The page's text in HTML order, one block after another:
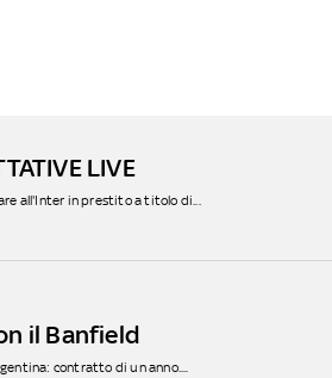
LIVE
all'Inter in prestito a titolo di...
il Banfield
contratto di un anno....